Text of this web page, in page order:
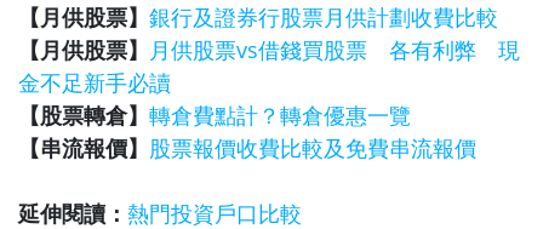
【月供股票】 銀行及證券行股票月供計劃收費比較
【月供股票】 月供股票vs借錢買股票 各有利弊 現
金不足新手必讀
【股票轉倉】 轉倉費點計？轉倉優惠一覽
【串流報價】 股票報價收費比較及免費串流報價
延伸閱讀： 熱門投資戶口比較